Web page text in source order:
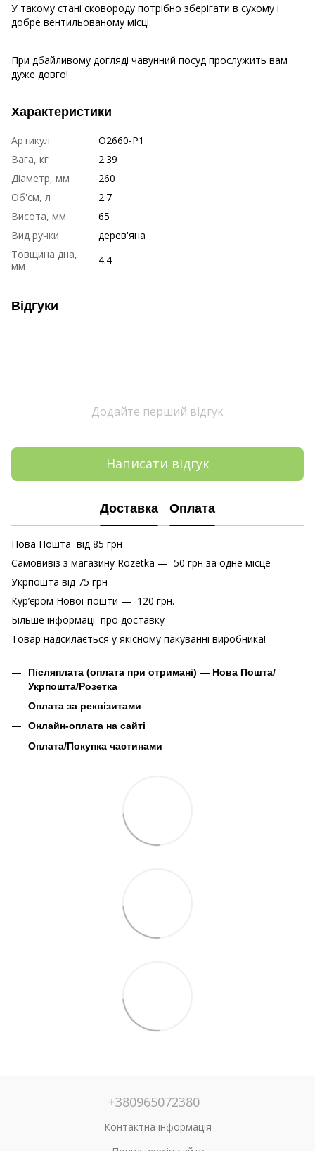
У такому стані сковороду потрібно зберігати в сухому і
добре вентильованому місці.
При дбайливому догляді чавунний посуд прослужить вам
дуже довго!
Характеристики
Артикул
O2660-P1
Вага, кг
2.39
Діаметр, мм
260
Об'єм, л
2.7
Висота, мм
65
Вид ручки
дерев'яна
Товщина дна,
мм
4.4
Відгуки
Додайте перший відгук
Написати відгук
Доставка Оплата
Нова Пошта від 85 грн
Самовивіз з магазину Rozetka — 50 грн за одне місце
Укрпошта від 75 грн
Кур’єром Нової пошти — 120 грн.
Більше інформації про доставку
Товар надсилається у якісному пакуванні виробника!
Післяплата (оплата при отримані) — Нова Пошта/
Укрпошта/Розетка
Оплата за реквізитами
Онлайн-оплата на сайті
Оплата/Покупка частинами
+380965072380
Контактна інформація